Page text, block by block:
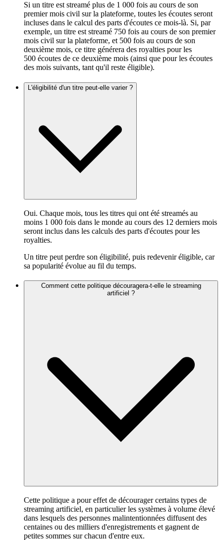
Si un titre est streamé plus de 1 000 fois au cours de son
premier mois civil sur la plateforme, toutes les écoutes seront
incluses dans le calcul des parts d'écoutes ce mois-là. Si, par
exemple, un titre est streamé 750 fois au cours de son premier
mois civil sur la plateforme, et 500 fois au cours de son
deuxième mois, ce titre générera des royalties pour les
500 écoutes de ce deuxième mois (ainsi que pour les écoutes
des mois suivants, tant qu'il reste éligible).
L'éligibilité d'un titre peut-elle varier ?
Oui. Chaque mois, tous les titres qui ont été streamés au
moins 1 000 fois dans le monde au cours des 12 derniers mois
seront inclus dans les calculs des parts d'écoutes pour les
royalties.
Un titre peut perdre son éligibilité, puis redevenir éligible, car
sa popularité évolue au fil du temps.
Comment cette politique découragera-t-elle le streaming
artificiel ?
Cette politique a pour effet de décourager certains types de
streaming artificiel, en particulier les systèmes à volume élevé
dans lesquels des personnes malintentionnées diffusent des
centaines ou des milliers d'enregistrements et gagnent de
petites sommes sur chacun d'entre eux.